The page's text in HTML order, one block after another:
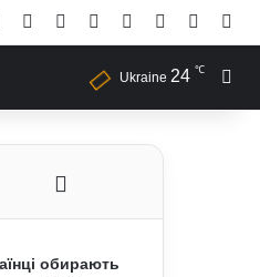
Facebook YouTubeInstagram
RSS Log In
Ukraine 24 ℃
обирають